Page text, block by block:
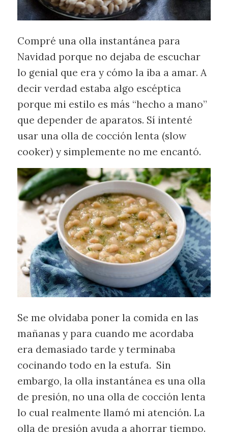
Compré una olla instantánea para
Navidad porque no dejaba de escuchar
lo genial que era y cómo la iba a amar. A
decir verdad estaba algo escéptica
porque mi estilo es más “hecho a mano”
que depender de aparatos. Sí intenté
usar una olla de cocción lenta (slow
cooker) y simplemente no me encantó.
Se me olvidaba poner la comida en las
mañanas y para cuando me acordaba
era demasiado tarde y terminaba
cocinando todo en la estufa. Sin
embargo, la olla instantánea es una olla
de presión, no una olla de cocción lenta
lo cual realmente llamó mi atención. La
olla de presión ayuda a ahorrar tiempo.